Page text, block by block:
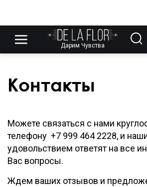
Дарим Чувства
Контакты
Можете связаться с нами
телефону +7 999 464 2228, и
удовольствием ответят на все
Вас вопросы.
Ждем ваших отзывов и